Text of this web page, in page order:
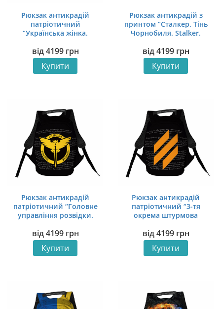
Рюкзак антикрадій
патріотичний
“Українська жінка.
від4199 грн
Купити
Рюкзак антикрадій з
принтом “Сталкер. Тінь
Чорнобиля. Stalker.
від4199 грн
Купити
Рюкзак антикрадій
патріотичний “Головне
управління розвідки.
від4199 грн
Купити
Рюкзак антикрадій
патріотичний “3-тя
окрема штурмова
націоналіста”
від4199 грн
Купити